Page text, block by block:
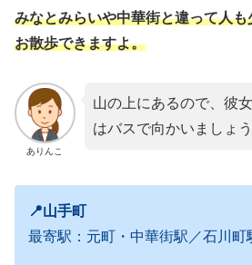
みなとみらいや中華街と違って人
お散歩できますよ。
ありんこ
山の上にあるので、彼
はバスで向かいましょう
📍山手町
最寄駅：元町・中華街駅／石川町